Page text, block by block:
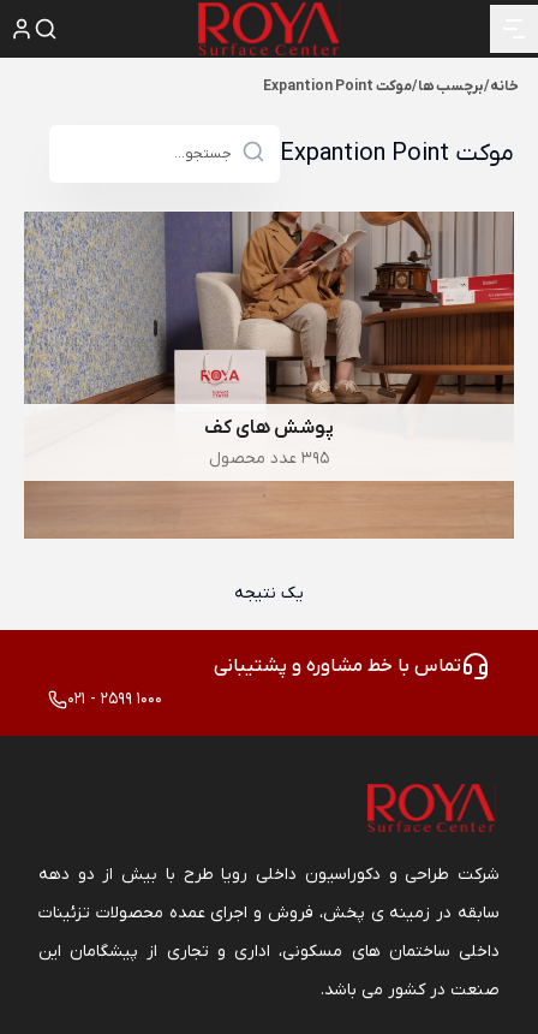
خانه/برچسب ها/موکت Expantion Point
موکت Expantion Point
پوشش های کف
395 عدد محصول
یک نتیجه
تماس با خط مشاوره و پشتیبانی
021 - 2599 1000
شرکت طراحی و دکوراسیون داخلی رویا طرح با بیش از دو دهه
سابقه در زمینه ی پخش، فروش و اجرای عمده محصولات تزئینات
داخلی ساختمان های مسکونی، اداری و تجاری از پیشگامان این
صنعت در کشور می باشد.